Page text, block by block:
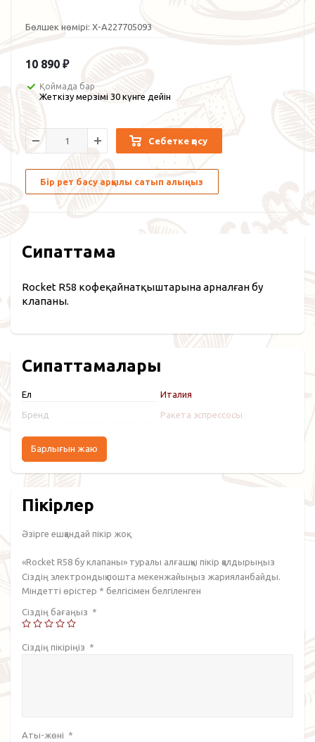
Бөлшек нөмірі: X-A227705093
10 890 ₽
Қоймада бар
Жеткізу мерзімі 30 күнге дейін
Себетке қосу
Бір рет басу арқылы сатып алыңыз
Сипаттама
Rocket R58 кофеқайнатқыштарына арналған бу
клапаны.
Сипаттамалары
Ел Италия
Бренд Ракета эспрессосы
Барлығын жаю
Пікірлер
Әзірге ешқандай пікір жоқ.
«Rocket R58 бу клапаны» туралы алғашқы пікір қалдырыңыз
Сіздің электрондық пошта мекенжайыңыз жарияланбайды.
Міндетті өрістер * белгісімен белгіленген
Сіздің бағаңыз *
Сіздің пікіріңіз *
Аты-жөні *